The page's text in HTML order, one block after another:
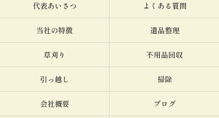
代表あいさつ よくある質問
当社の特徴 遺品整理
草刈り 不用品回収
引っ越し 掃除
会社概要 ブログ